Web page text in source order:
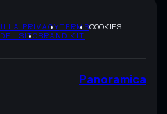
PRIVACYTERMSCOOKIES
SITOBRAND KIT
Panoramica